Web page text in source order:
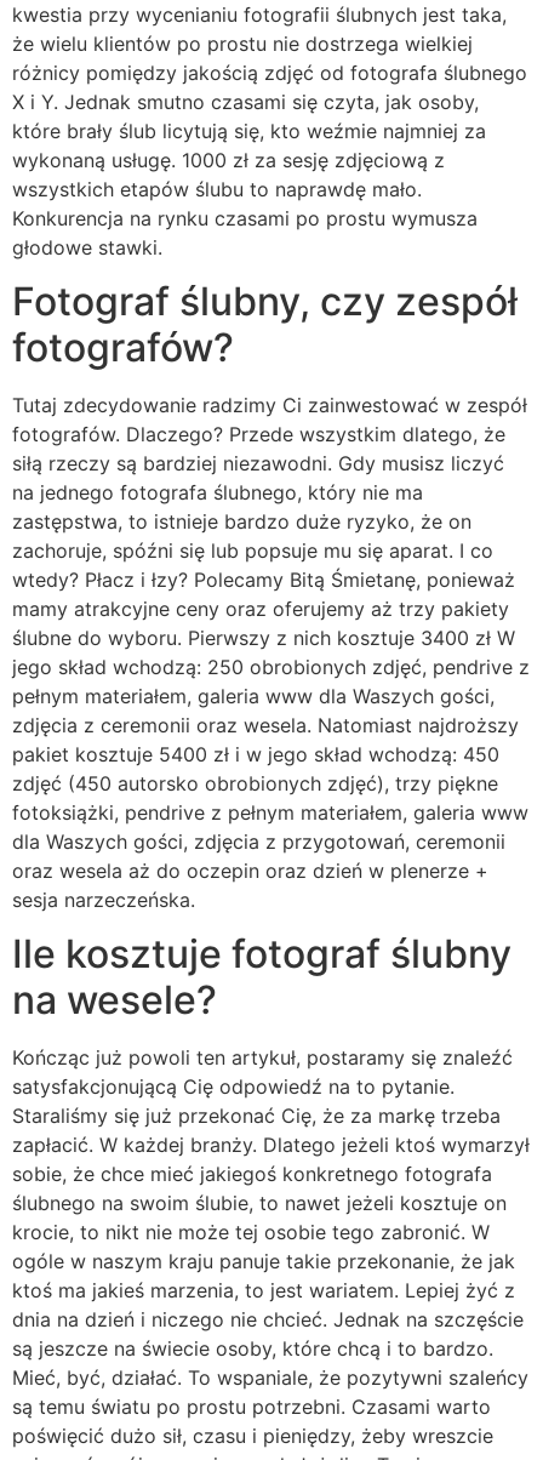
kwestia przy wycenianiu fotografii ślubnych jest taka,
że wielu klientów po prostu nie dostrzega wielkiej
różnicy pomiędzy jakością zdjęć od fotografa ślubnego
X i Y. Jednak smutno czasami się czyta, jak osoby,
które brały ślub licytują się, kto weźmie najmniej za
wykonaną usługę. 1000 zł za sesję zdjęciową z
wszystkich etapów ślubu to naprawdę mało.
Konkurencja na rynku czasami po prostu wymusza
głodowe stawki.
Fotograf ślubny, czy zespół
fotografów?
Tutaj zdecydowanie radzimy Ci zainwestować w zespół
fotografów. Dlaczego? Przede wszystkim dlatego, że
siłą rzeczy są bardziej niezawodni. Gdy musisz liczyć
na jednego fotografa ślubnego, który nie ma
zastępstwa, to istnieje bardzo duże ryzyko, że on
zachoruje, spóźni się lub popsuje mu się aparat. I co
wtedy? Płacz i łzy? Polecamy Bitą Śmietanę, ponieważ
mamy atrakcyjne ceny oraz oferujemy aż trzy pakiety
ślubne do wyboru. Pierwszy z nich kosztuje 3400 zł W
jego skład wchodzą: 250 obrobionych zdjęć, pendrive z
pełnym materiałem, galeria www dla Waszych gości,
zdjęcia z ceremonii oraz wesela. Natomiast najdroższy
pakiet kosztuje 5400 zł i w jego skład wchodzą: 450
zdjęć (450 autorsko obrobionych zdjęć), trzy piękne
fotoksiążki, pendrive z pełnym materiałem, galeria www
dla Waszych gości, zdjęcia z przygotowań, ceremonii
oraz wesela aż do oczepin oraz dzień w plenerze +
sesja narzeczeńska.
Ile kosztuje fotograf ślubny
na wesele?
Kończąc już powoli ten artykuł, postaramy się znaleźć
satysfakcjonującą Cię odpowiedź na to pytanie.
Staraliśmy się już przekonać Cię, że za markę trzeba
zapłacić. W każdej branży. Dlatego jeżeli ktoś wymarzył
sobie, że chce mieć jakiegoś konkretnego fotografa
ślubnego na swoim ślubie, to nawet jeżeli kosztuje on
krocie, to nikt nie może tej osobie tego zabronić. W
ogóle w naszym kraju panuje takie przekonanie, że jak
ktoś ma jakieś marzenia, to jest wariatem. Lepiej żyć z
dnia na dzień i niczego nie chcieć. Jednak na szczęście
są jeszcze na świecie osoby, które chcą i to bardzo.
Mieć, być, działać. To wspaniale, że pozytywni szaleńcy
są temu światu po prostu potrzebni. Czasami warto
poświęcić dużo sił, czasu i pieniędzy, żeby wreszcie